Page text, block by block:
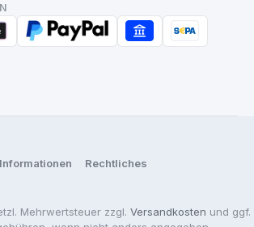
Informationen Rechtliches
Mehrwertsteuer zzgl. Versandkosten und ggf.